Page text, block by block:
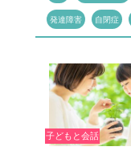
発達障害 自閉症
子どもと会話